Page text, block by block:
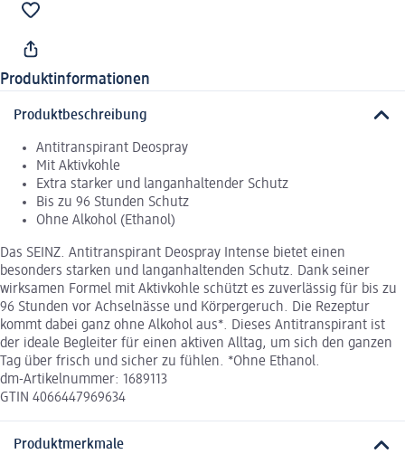
Produktinformationen
Produktbeschreibung
Antitranspirant Deospray
Mit Aktivkohle
Extra starker und langanhaltender Schutz
Bis zu 96 Stunden Schutz
Ohne Alkohol (Ethanol)
Das SEINZ. Antitranspirant Deospray Intense bietet einen
besonders starken und langanhaltenden Schutz. Dank seiner
wirksamen Formel mit Aktivkohle schützt es zuverlässig für bis zu
96 Stunden vor Achselnässe und Körpergeruch. Die Rezeptur
kommt dabei ganz ohne Alkohol aus*. Dieses Antitranspirant ist
der ideale Begleiter für einen aktiven Alltag, um sich den ganzen
Tag über frisch und sicher zu fühlen. *Ohne Ethanol.
dm-Artikelnummer: 1689113
GTIN 4066447969634
Produktmerkmale